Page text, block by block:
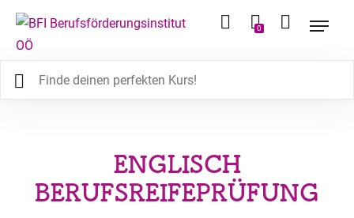
0
ENGLISCH
BERUFSREIFEPRÜFUNG